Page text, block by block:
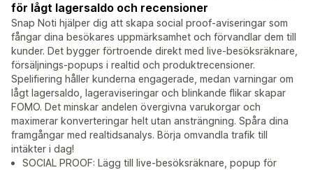
för lågt lagersaldo och recensioner
Snap Noti hjälper dig att skapa social proof-aviseringar som
fångar dina besökares uppmärksamhet och förvandlar dem till
kunder. Det bygger förtroende direkt med live-besöksräknare,
försäljnings-popups i realtid och produktrecensioner.
Spelifiering håller kunderna engagerade, medan varningar om
lågt lagersaldo, lageraviseringar och blinkande flikar skapar
FOMO. Det minskar andelen övergivna varukorgar och
maximerar konverteringar helt utan ansträngning. Spåra dina
framgångar med realtidsanalys. Börja omvandla trafik till
intäkter i dag!
SOCIAL PROOF: Lägg till live-besöksräknare, popup för